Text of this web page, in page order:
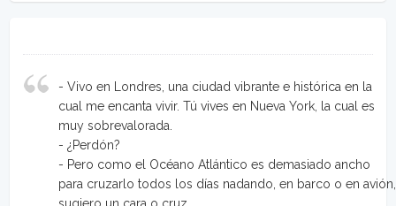
- Vivo en Londres, una ciudad vibrante e histórica en la
cual me encanta vivir. Tú vives en Nueva York, la cual es
muy sobrevalorada.
- ¿Perdón?
- Pero como el Océano Atlántico es demasiado ancho
para cruzarlo todos los días nadando, en barco o en avión,